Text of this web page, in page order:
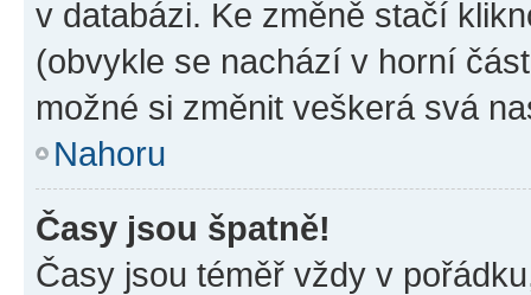
v databázi. Ke změně stačí
(obvykle se nachází v horní
možné si změnit veškerá svá
Nahoru
Časy jsou špatně!
Časy jsou téměř vždy v